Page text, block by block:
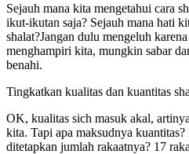
Sejauh mana kita mengetahui cara
ikut-ikutan saja? Sejauh mana hati
shalat?Jangan dulu mengeluh
menghampiri kita, mungkin sabar
benahi.
Tingkatkan kualitas dan kuantitas
OK, kualitas sich masuk akal,
kita. Tapi apa maksudnya
ditetapkan jumlah rakaatnya? 17